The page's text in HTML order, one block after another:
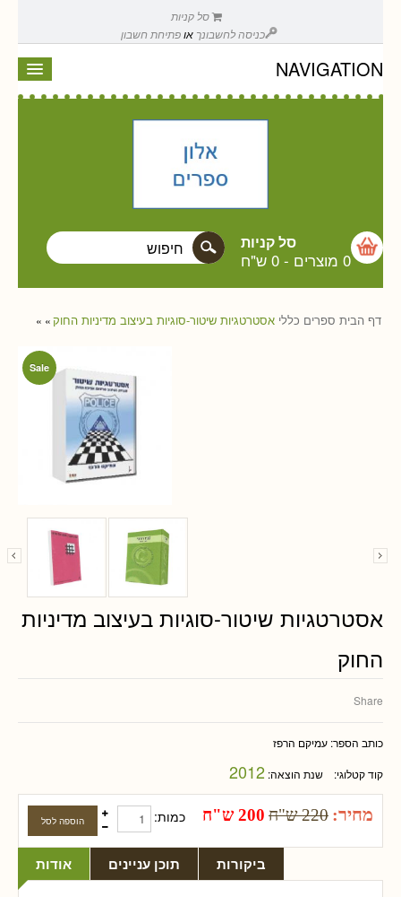
סל קניות
כניסה לחשבונך אופתיחת חשבון
NAVIGATION
סל קניות
0 מוצרים - 0 ש"ח
דף הבית » ספרים כללי » אסטרטגיות שיטור-סוגיות בעיצוב מדיניות החוק
Sale
אסטרטגיות שיטור-סוגיות בעיצוב מדיניות
החוק
Share
כותב הספר: עמיקם הרפז
קוד קטלוגי: שנת הוצאה: 2012
מחיר: 220 ש"ח 200 ש"ח כמות:
אודות תוכן עניינים ביקורות